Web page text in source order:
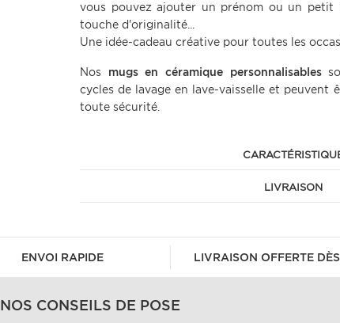
vous pouvez ajouter un prénom ou un petit
touche d'originalité...
Une idée-cadeau créative pour toutes les
Nos mugs en céramique personnalisables
cycles de lavage en lave-vaisselle et peuvent
toute sécurité.
LIVRAISON
ENVOI RAPIDE LIVRAISON OFFERTE
NOS CONSEILS DE POSE